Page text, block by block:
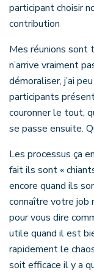
participant choisir
contribution
Mes réunions sont
n’arrive vraiment
démoraliser, j’ai
participants
couronner le tout,
se passe ensuite.
Les processus ça
fait ils sont «
encore quand ils
connaître votre job
pour vous dire
utile quand il est
rapidement le
soit efficace il y a